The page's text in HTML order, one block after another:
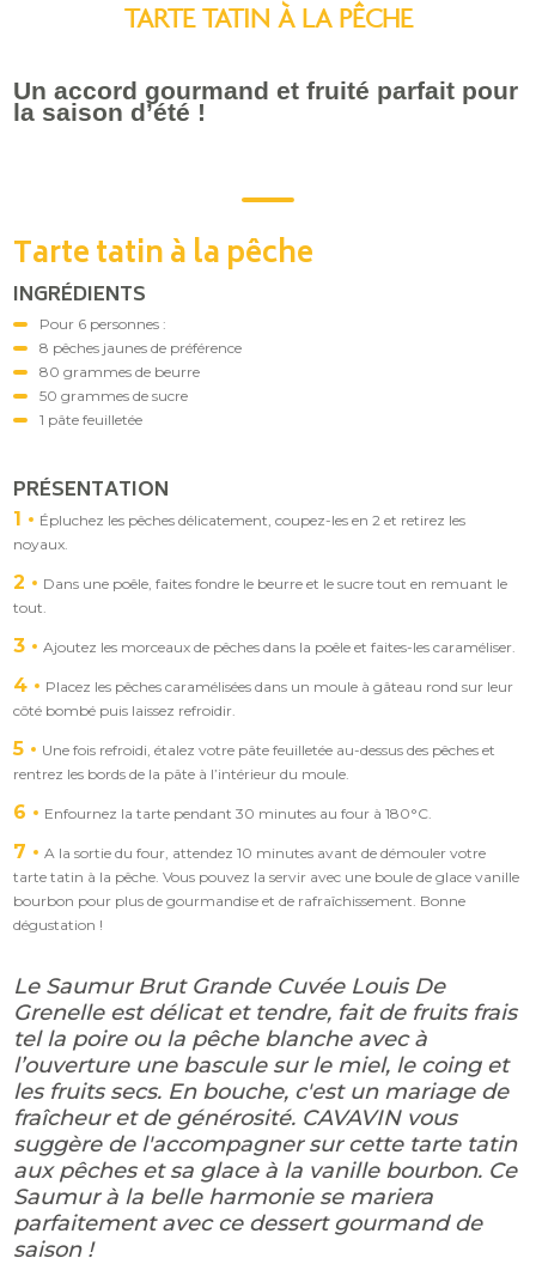
TARTE TATIN À LA PÊCHE
Un accord gourmand et fruité parfait pour
la saison d’été !
Tarte tatin à la pêche
INGRÉDIENTS
Pour 6 personnes :
8 pêches jaunes de préférence
80 grammes de beurre
50 grammes de sucre
1 pâte feuilletée
PRÉSENTATION
1
Épluchez les pêches délicatement, coupez-les en 2 et retirez les
noyaux.
2
Dans une poêle, faites fondre le beurre et le sucre tout en remuant le
tout.
3 Ajoutez les morceaux de pêches dans la poêle et faites-les caraméliser.
4
Placez les pêches caramélisées dans un moule à gâteau rond sur leur
côté bombé puis laissez refroidir.
5
Une fois refroidi, étalez votre pâte feuilletée au-dessus des pêches et
rentrez les bords de la pâte à l’intérieur du moule.
6 Enfournez la tarte pendant 30 minutes au four à 180°C.
7
A la sortie du four, attendez 10 minutes avant de démouler votre
tarte tatin à la pêche. Vous pouvez la servir avec une boule de glace vanille
bourbon pour plus de gourmandise et de rafraîchissement. Bonne
dégustation !
Le Saumur Brut Grande Cuvée Louis De
Grenelle est délicat et tendre, fait de fruits frais
tel la poire ou la pêche blanche avec à
l’ouverture une bascule sur le miel, le coing et
les fruits secs. En bouche, c'est un mariage de
fraîcheur et de générosité. CAVAVIN vous
suggère de l'accompagner sur cette tarte tatin
aux pêches et sa glace à la vanille bourbon. Ce
Saumur à la belle harmonie se mariera
parfaitement avec ce dessert gourmand de
saison !